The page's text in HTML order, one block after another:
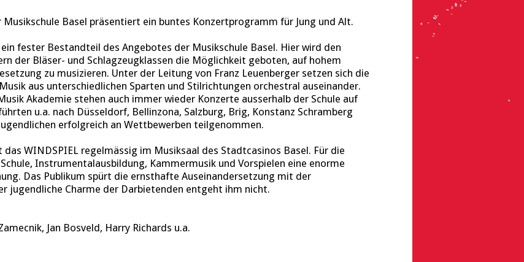
Basel präsentiert ein buntes Konzertprogramm für Jung und Alt.
fester Bestandteil des Angebotes der Musikschule Basel. Hier wird den
der Bläser- und Schlagzeugklassen die Möglichkeit geboten, auf hohem
zu musizieren. Unter der Leitung von Franz Leuenberger setzen sich die
aus unterschiedlichen Sparten und Stilrichtungen orchestral auseinander.
Akademie stehen auch immer wieder Konzerte ausserhalb der Schule auf
u.a. nach Düsseldorf, Bellinzona, Salzburg, Brig, Konstanz Schramberg
erfolgreich an Wettbewerben teilgenommen.
WINDSPIEL regelmässig im Musiksaal des Stadtcasinos Basel. Für die
Instrumentalausbildung, Kammermusik und Vorspielen eine enorme
Das Publikum spürt die ernsthafte Auseinandersetzung mit der
jugendliche Charme der Darbietenden entgeht ihm nicht.
Jan Bosveld, Harry Richards u.a.